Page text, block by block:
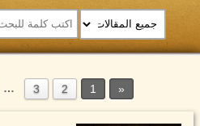
1
2
3
…